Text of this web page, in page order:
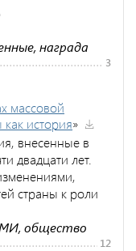
награда
3
массовой
история»
внесенные в
двадцати лет.
страны к роли
общество
12